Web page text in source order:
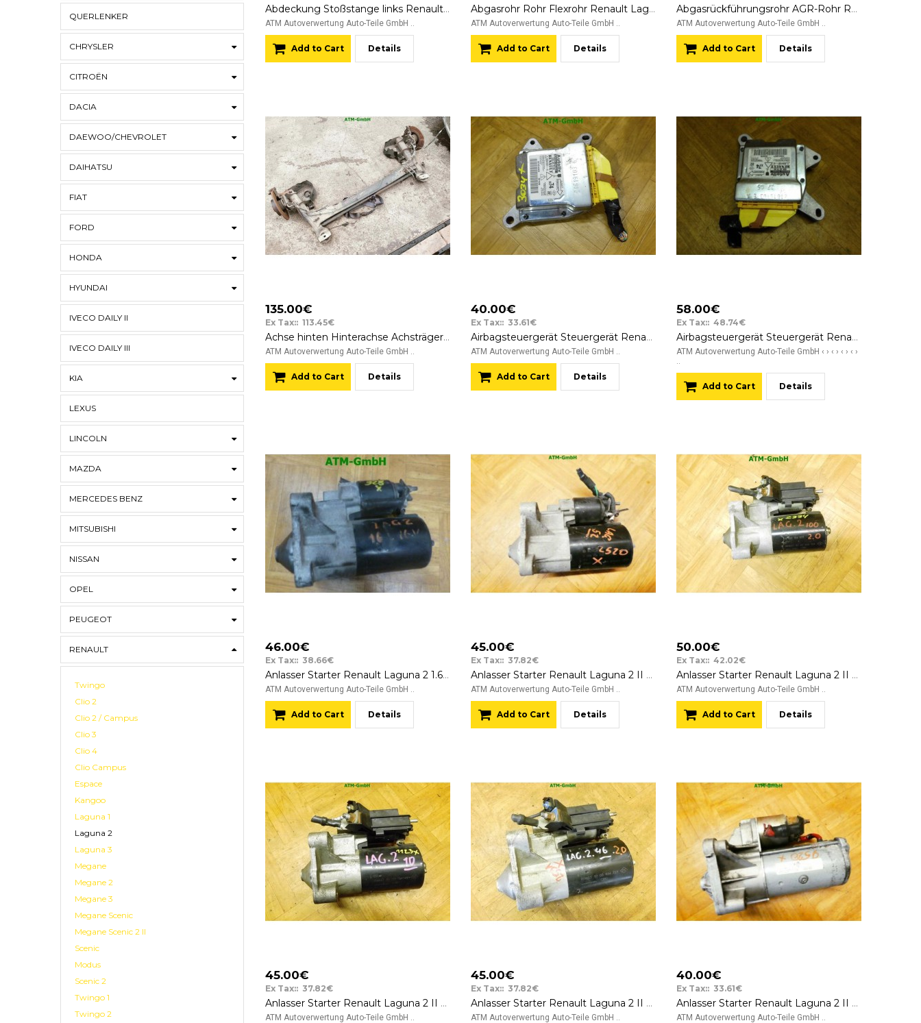
QUERLENKER
CHRYSLER
CITROËN
DACIA
DAEWOO/CHEVROLET
DAIHATSU
FIAT
FORD
HONDA
HYUNDAI
IVECO DAILY II
IVECO DAILY III
KIA
LEXUS
LINCOLN
MAZDA
MERCEDES BENZ
MITSUBISHI
NISSAN
OPEL
PEUGEOT
RENAULT
Twingo
Clio 2
Clio 2 / Campus
Clio 3
Clio 4
Clio Campus
Espace
Kangoo
Laguna 1
Laguna 2
Laguna 3
Megane
Megane 2
Megane 3
Megane Scenic
Megane Scenic 2 II
Scenic
Modus
Scenic 2
Twingo 1
Twingo 2
Abdeckung Stoßstange links Renault Laguna 2 II Kombi Fahrerseite 20101013
ATM Autoverwertung Auto-Teile GmbH ..
Add to Cart Details
Abgasrohr Rohr Flexrohr Renault Laguna 2 II
ATM Autoverwertung Auto-Teile GmbH ..
Add to Cart Details
Abgasrückführungsrohr AGR-Rohr Renault Laguna 2 II A2C53027874 Siemens VDO
ATM Autoverwertung Auto-Teile GmbH ..
Add to Cart Details
135.00€
Ex Tax:: 113.45€
Achse hinten Hinterachse Achsträger Renault Laguna 2 II
ATM Autoverwertung Auto-Teile GmbH ..
Add to Cart Details
40.00€
Ex Tax:: 33.61€
Airbagsteuergerät Steuergerät Renault Laguna 2 II Autoliv 8200412021A
ATM Autoverwertung Auto-Teile GmbH ..
Add to Cart Details
58.00€
Ex Tax:: 48.74€
Airbagsteuergerät Steuergerät Renault Laguna 2 II Autoliv 8200412021A
ATM Autoverwertung Auto-Teile GmbH ‹ › ‹ › ‹ › ‹ ›
..
Add to Cart Details
46.00€
Ex Tax:: 38.66€
Anlasser Starter Renault Laguna 2 1.6 16v Bosch 0001106022 8200186144 12v
ATM Autoverwertung Auto-Teile GmbH ..
Add to Cart Details
45.00€
Ex Tax:: 37.82€
Anlasser Starter Renault Laguna 2 II Bosch 0001106017 875450 12v
ATM Autoverwertung Auto-Teile GmbH ..
Add to Cart Details
50.00€
Ex Tax:: 42.02€
Anlasser Starter Renault Laguna 2 II Bosch 0001106023 12v 8200466754
ATM Autoverwertung Auto-Teile GmbH ..
Add to Cart Details
45.00€
Ex Tax:: 37.82€
Anlasser Starter Renault Laguna 2 II Bosch 0001106023 8200186048 12v
ATM Autoverwertung Auto-Teile GmbH ..
45.00€
Ex Tax:: 37.82€
Anlasser Starter Renault Laguna 2 II Bosch 0001106023 8200466754 12v
ATM Autoverwertung Auto-Teile GmbH ..
40.00€
Ex Tax:: 33.61€
Anlasser Starter Renault Laguna 2 II Valeo 8200075362B D7R49 12v
ATM Autoverwertung Auto-Teile GmbH ..